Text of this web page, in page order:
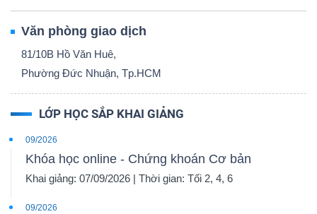
Văn phòng giao dịch
81/10B Hồ Văn Huê,
Phường Đức Nhuận, Tp.HCM
LỚP HỌC SẮP KHAI GIẢNG
09/2026
Khóa học online - Chứng khoán Cơ bản
Khai giảng: 07/09/2026 | Thời gian: Tối 2, 4, 6
09/2026